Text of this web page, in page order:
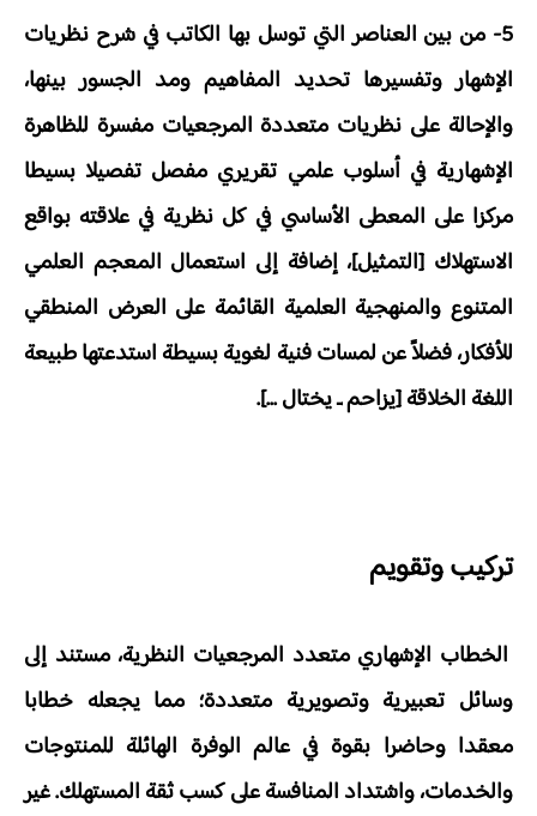
5- من بين العناصر التي توسل بها الكاتب في شرح نظريات
الإشهار وتفسيرها تحديد المفاهيم ومد الجسور بينها،
والإحالة على نظريات متعددة المرجعيات مفسرة للظاهرة
الإشهارية في أسلوب علمي تقريري مفصل تفصيلا بسيطا
مركزا على المعطى الأساسي في كل نظرية في علاقته بواقع
الاستهلاك [التمثيل]، إضافة إلى استعمال المعجم العلمي
المتنوع والمنهجية العلمية القائمة على العرض المنطقي
للأفكار، فضلاً عن لمسات فنية لغوية بسيطة استدعتها طبيعة
اللغة الخلاقة [يزاحم ـ يختال ...].
تركيب وتقويم
الخطاب الإشهاري متعدد المرجعيات النظرية، مستند إلى
وسائل تعبيرية وتصويرية متعددة؛ مما يجعله خطابا
معقدا وحاضرا بقوة في عالم الوفرة الهائلة للمنتوجات
والخدمات، واشتداد المنافسة على كسب ثقة المستهلك. غير